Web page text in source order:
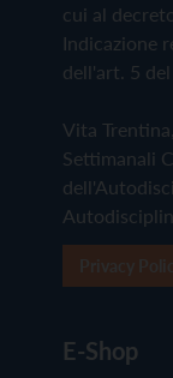
cui al
Indicazione
dell'art. 5 del
Vita
Settimanali
E-Shop